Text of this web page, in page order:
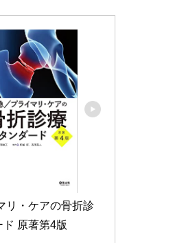
リ・ケアの骨折診
原著第4版